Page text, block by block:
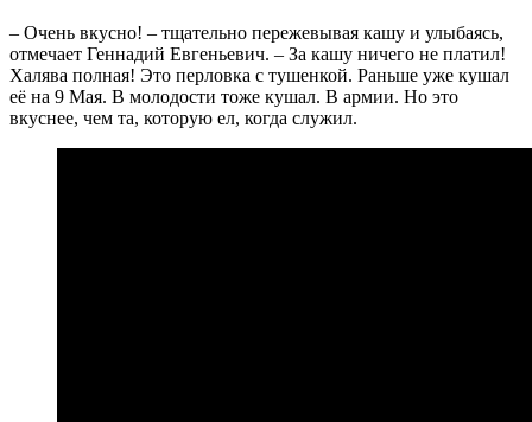
– Очень вкусно! – тщательно пережевывая кашу и улыбаясь,
отмечает Геннадий Евгеньевич. – За кашу ничего не платил!
Халява полная! Это перловка с тушенкой. Раньше уже кушал
её на 9 Мая. В молодости тоже кушал. В армии. Но это
вкуснее, чем та, которую ел, когда служил.